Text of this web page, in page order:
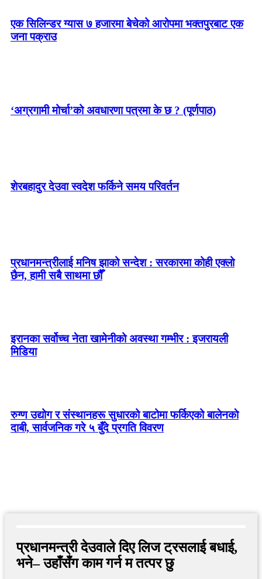
एक सिलिन्डर ग्यास ७ हजारमा बेचेको आरोपमा भक्तपुरबाट एक
जना पक्राउ
‘अग्रगामी मोर्चा’को अवधारणा पत्रमा के छ ? (पूर्णपाठ)
शेरबहादुर देउवा स्वदेश फर्किने समय परिवर्तन
प्रधानमन्त्रीलाई मनिष झाको सन्देश : सरकारमा कोही एक्लो
छैन, हामी सबै साथमा छौँ
इरानका सर्वोच्च नेता खामेनीको अवस्था गम्भीर : इजरायली
मिडिया
रुग्ण उद्योग र संस्थानहरू सुधारको बाटोमा फर्किएको बालेनकाे
दाबी, सार्वजनिक गरे ५ बुँदे प्रगति विवरण
प्रधानमन्त्री देउवाले दिए लिज ट्रसलाई बधाई,
भने– उहाँसँग काम गर्न म तत्पर छु